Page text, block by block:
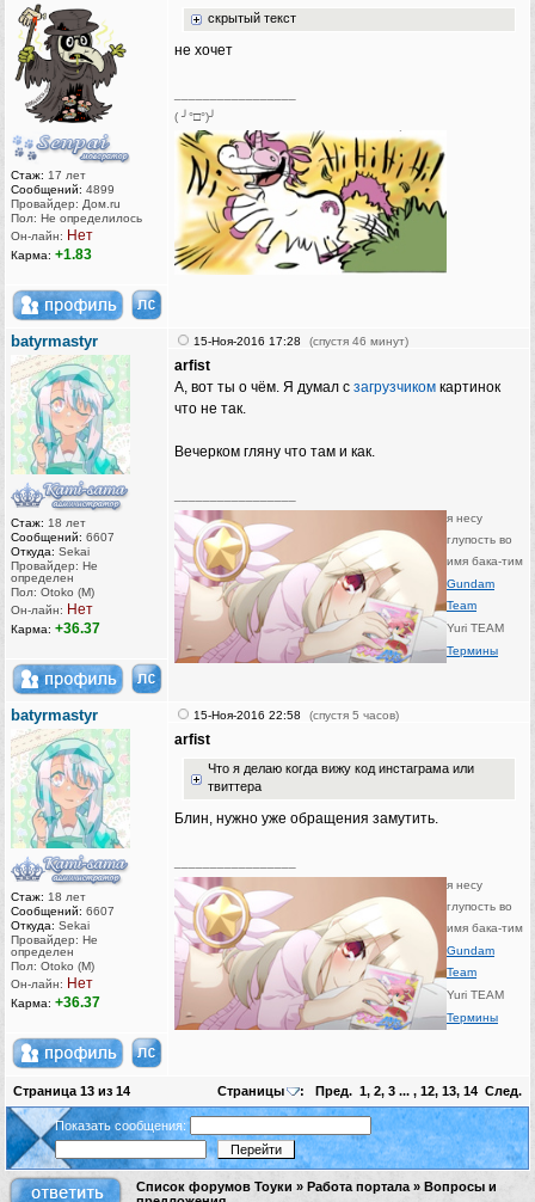
Стаж: 17 лет
Сообщений: 4899
Провайдер: Дом.ru
Пол: Не определилось
Он-лайн: Нет
Карма: +1.83
скрытый текст
не хочет
( ╯°□°)╯
batyrmastyr
Стаж: 18 лет
Сообщений: 6607
Откуда: Sekai
Провайдер: Не
определен
Пол: Otoko (M)
Он-лайн: Нет
Карма: +36.37
15-Ноя-2016 17:28 (спустя 46 минут)
arfist
А, вот ты о чём. Я думал с загрузчиком картинок
что не так.
Вечерком гляну что там и как.
я несу
глупость во
имя бака-тим
Gundam
Team
Yuri TEAM
Термины
batyrmastyr
Стаж: 18 лет
Сообщений: 6607
Откуда: Sekai
Провайдер: Не
определен
Пол: Otoko (M)
Он-лайн: Нет
Карма: +36.37
15-Ноя-2016 22:58 (спустя 5 часов)
arfist
Что я делаю когда вижу код инстаграма или
твиттера
Блин, нужно уже обращения замутить.
я несу
глупость во
имя бака-тим
Gundam
Team
Yuri TEAM
Термины
Страница 13 из 14 Страницы : Пред. 1, 2, 3 ... , 12, 13, 14 След.
Показать сообщения:
Список форумов Тоуки » Работа портала » Вопросы и